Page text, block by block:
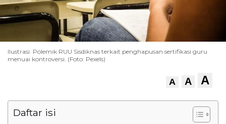
Ilustrasi. Polemik RUU Sisdiknas terkait penghapusan sertifikasi guru
menuai kontroversi. (Foto: Pexels)
A A A
Daftar isi